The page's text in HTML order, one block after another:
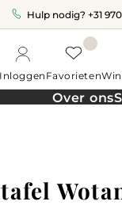
Hulp nodig? +31
InloggenFavorieten
Over ons